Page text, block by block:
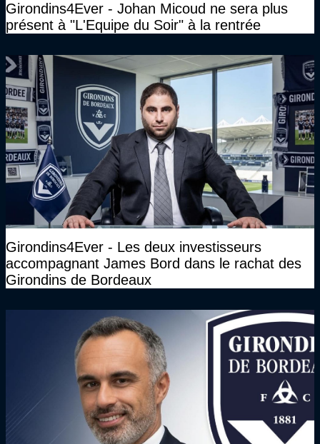
Girondins4Ever - Johan Micoud ne sera plus
présent à "L'Equipe du Soir" à la rentrée
Girondins4Ever - Les deux investisseurs
accompagnant James Bord dans le rachat des
Girondins de Bordeaux